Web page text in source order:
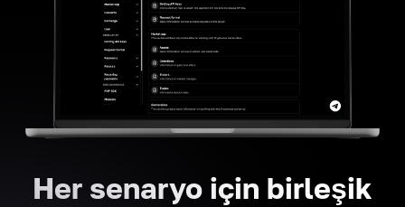
Her senaryo için birleşik